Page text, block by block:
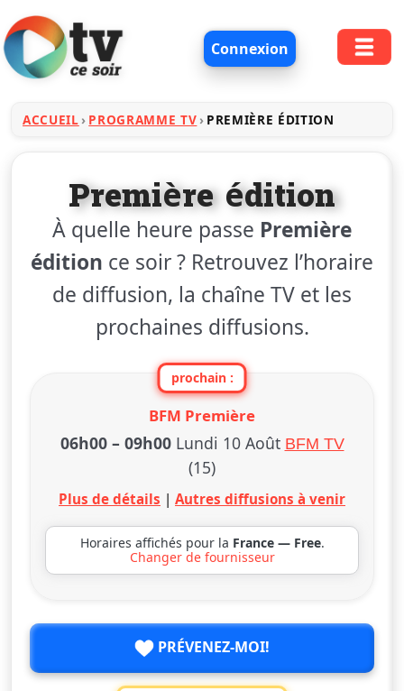
Connexion
ACCUEIL PROGRAMME TV PREMIÈRE ÉDITION
Première édition
À quelle heure passe Première
édition ce soir ? Retrouvez l’horaire
de diffusion, la chaîne TV et les
prochaines diffusions.
prochain :
BFM Première
06h00– 09h00 Lundi 10 Août BFM TV
(15)
Plus de détails | Autres diffusions à venir
Horaires affichés pour la France — Free.
Changer de fournisseur
PRÉVENEZ-MOI!